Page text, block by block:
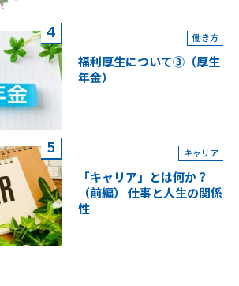
働き方
福利厚生について③（厚生
年金）
キャリア
「キャリア」とは何か？
（前編） 仕事と人生の関係
性